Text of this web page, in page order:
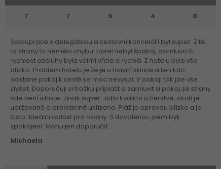
7 7 9 4 8
Spolupráce s delegátkou a cestovní kanceláří byl super. Z té
to strany to nemělo chybu. Hotel nebyl špatný, domluva či
rychlost obsluhy byla velmi vřela a rychlá. Z hotelu bylo vše
blízko. Problém hotelu je že je u hlavní silnice a ten kdo
dostane pokoj k cestě se moc nevyspi. V pokoji tak jde vše
slyšet. Doporučuji si trošku připlatit a zamluvit si pokoj ze strany
kde není silnice. Jinak super. Jidlo kvalitní a čerstvé, okolí je
udržované a pravidelně uklízeno. Pláž je opravdu blízko a je
čista. Ideálni oblast pro rodiny. S dovolenou jsem byli
spokojení. Mohu jen doporučit.
Michaela